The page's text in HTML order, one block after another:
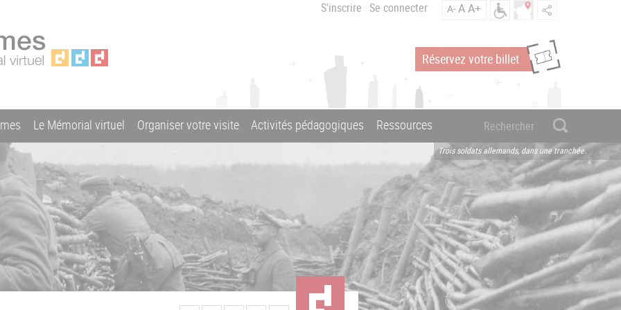
S'inscrire Se connecter A-AA+
Réservez votre billet
Le Mémorial virtuel Organiser votre visite Activités pédagogiques Ressources
Trois soldats allemands, dans une tranchée.